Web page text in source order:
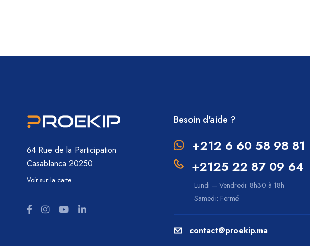
64 Rue de la Participation
Casablanca 20250
Voir sur la carte
Besoin d'aide ?
+212 6 60 58 98 81
+2125 22 87 09 64
Lundi – Vendredi: 8h30 à 18h
Samedi: Fermé
contact@proekip.ma